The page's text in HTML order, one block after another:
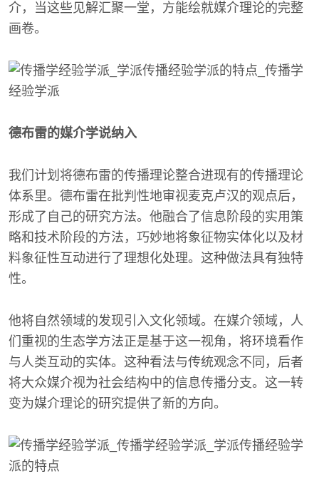
介，当这些见解汇聚一堂，方能绘就媒介理论的完整
画卷。
德布雷的媒介学说纳入
我们计划将德布雷的传播理论整合进现有的传播理论
体系里。德布雷在批判性地审视麦克卢汉的观点后，
形成了自己的研究方法。他融合了信息阶段的实用策
略和技术阶段的方法，巧妙地将象征物实体化以及材
料象征性互动进行了理想化处理。这种做法具有独特
性。
他将自然领域的发现引入文化领域。在媒介领域，人
们重视的生态学方法正是基于这一视角，将环境看作
与人类互动的实体。这种看法与传统观念不同，后者
将大众媒介视为社会结构中的信息传播分支。这一转
变为媒介理论的研究提供了新的方向。